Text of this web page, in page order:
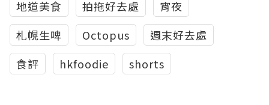
地道美食 拍拖好去處
宵夜
札幌生啤
Octopus
週末好去處
食評
hkfoodie shorts